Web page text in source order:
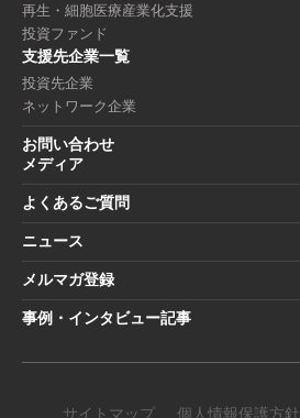
再生・細胞医療産業化支援
投資ファンド
支援先企業一覧
投資先企業
ネットワーク企業
お問い合わせ
メディア
よくあるご質問
ニュース
メルマガ登録
事例・インタビュー記事
サイトマップ 個人情報保護方針